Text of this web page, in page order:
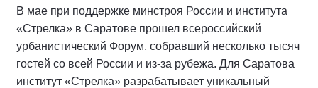
В мае при поддержке минстроя России и института
«Стрелка» в Саратове прошел всероссийский
урбанистический Форум, собравший несколько тысяч
гостей со всей России и из-за рубежа. Для Саратова
институт «Стрелка» разрабатывает уникальный